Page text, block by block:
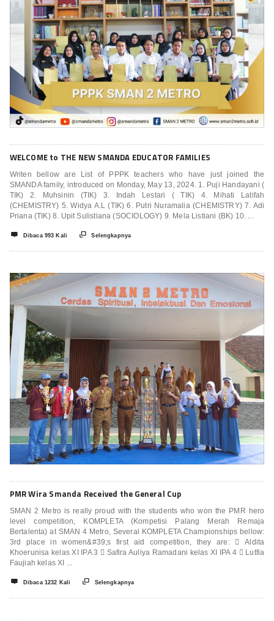
WELCOME to THE NEW SMANDA EDUCATOR FAMILIES
Writen bellow are List of PPPK teachers who have just joined the
SMANDA family, introduced on Monday, May 13, 2024. 1. Puji Handayani (
TIK) 2. Muhsinin (TIK) 3. Indah Lestari ( TIK) 4. Mihati Latifah
(CHEMISTRY) 5. Widya A.L (TIK) 6. Putri Nuramalia (CHEMISTRY) 7. Adi
Priana (TIK) 8. Upit Sulistiana (SOCIOLOGY) 9. Mela Listiani (BK) 10. ...
 Dibaca 993 Kali  Selengkapnya
PMR Wira Smanda Received the General Cup
SMAN 2 Metro is really proud with the students who won the PMR hero
level competition, KOMPLETA (Kompetisi Palang Merah Remaja
Bertalenta) at SMAN 4 Metro, Several KOMPLETA Championships bellow:
3rd place in women&#39;s first aid competition, they are:  Aldita
Khoerunisa kelas XI IPA 3  Safira Auliya Ramadani kelas XI IPA 4  Lutfia
Faujiah kelas XI ...
 Dibaca 1232 Kali  Selengkapnya